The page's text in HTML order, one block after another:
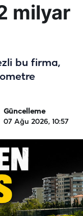
milyar
bu firma,
Güncelleme
07 Ağu 2026, 10:57